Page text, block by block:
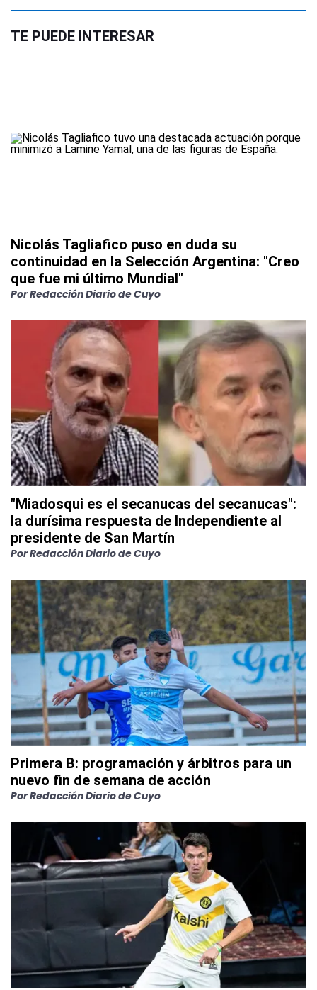
TE PUEDE INTERESAR
Nicolás Tagliafico puso en duda su
continuidad en la Selección Argentina: "Creo
que fue mi último Mundial"
PorRedacción Diario de Cuyo
"Miadosqui es el secanucas del secanucas":
la durísima respuesta de Independiente al
presidente de San Martín
PorRedacción Diario de Cuyo
Primera B: programación y árbitros para un
nuevo fin de semana de acción
PorRedacción Diario de Cuyo